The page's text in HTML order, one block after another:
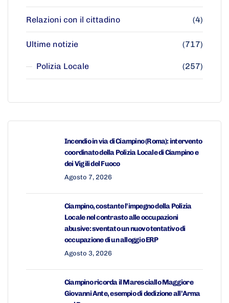
Relazioni con il cittadino (4)
Ultime notizie (717)
Polizia Locale (257)
Incendio in via di Ciampino (Roma): intervento
coordinato della Polizia Locale di Ciampino e
dei Vigili del Fuoco
Agosto 7, 2026
Ciampino, costante l’impegno della Polizia
Locale nel contrasto alle occupazioni
abusive: sventato un nuovo tentativo di
occupazione di un alloggio ERP
Agosto 3, 2026
Ciampino ricorda il Maresciallo Maggiore
Giovanni Ante, esempio di dedizione all’Arma